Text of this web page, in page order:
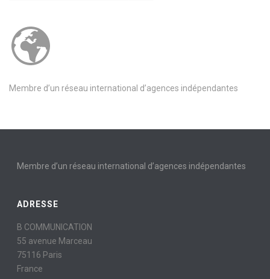
Membre d’un réseau international d’agences indépendantes
Membre d’un réseau international d’agences indépendantes
ADRESSE
B COMMUNICATION
55 avenue Marceau
75116 Paris
France